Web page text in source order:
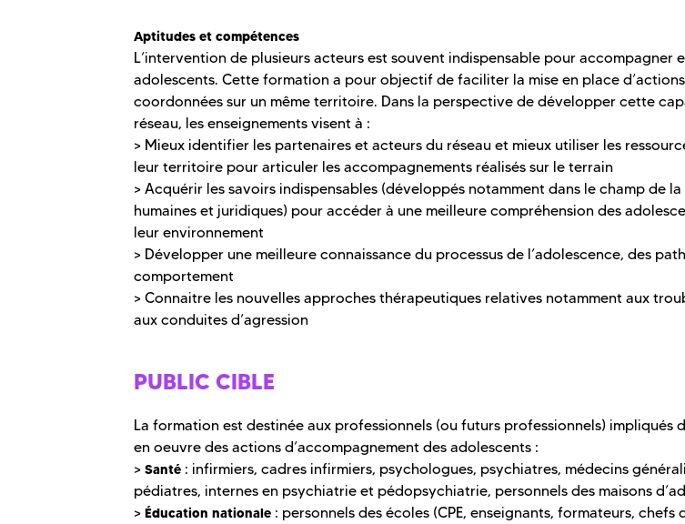
Aptitudes et compétences
L’intervention de plusieurs acteurs est souvent indispensable pour accompagner
adolescents. Cette formation a pour objectif de faciliter la mise en place
coordonnées sur un même territoire. Dans la perspective de développer cette
réseau, les enseignements visent à :
> Mieux identifier les partenaires et acteurs du réseau et mieux utiliser les
leur territoire pour articuler les accompagnements réalisés sur le terrain
> Acquérir les savoirs indispensables (développés notamment dans le champ de
humaines et juridiques) pour accéder à une meilleure compréhension des
leur environnement
> Développer une meilleure connaissance du processus de l’adolescence, des
comportement
> Connaitre les nouvelles approches thérapeutiques relatives notamment aux
aux conduites d’agression
PUBLIC CIBLE
La formation est destinée aux professionnels (ou futurs professionnels) impliqués
en oeuvre des actions d’accompagnement des adolescents :
> Santé : infirmiers, cadres infirmiers, psychologues, psychiatres, médecins
pédiatres, internes en psychiatrie et pédopsychiatrie, personnels des maisons
> Éducation nationale : personnels des écoles (CPE, enseignants, formateurs, chefs